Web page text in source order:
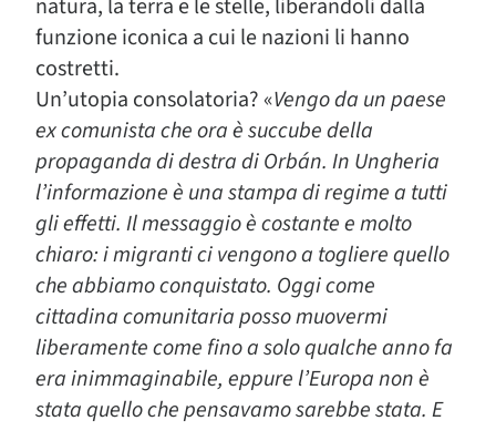
natura, la terra e le stelle, liberandoli dalla
funzione iconica a cui le nazioni li hanno
costretti.
Un’utopia consolatoria? «Vengo da un paese
ex comunista che ora è succube della
propaganda di destra di Orbán. In Ungheria
l’informazione è una stampa di regime a tutti
gli effetti. Il messaggio è costante e molto
chiaro: i migranti ci vengono a togliere quello
che abbiamo conquistato. Oggi come
cittadina comunitaria posso muovermi
liberamente come fino a solo qualche anno fa
era inimmaginabile, eppure l’Europa non è
stata quello che pensavamo sarebbe stata. E